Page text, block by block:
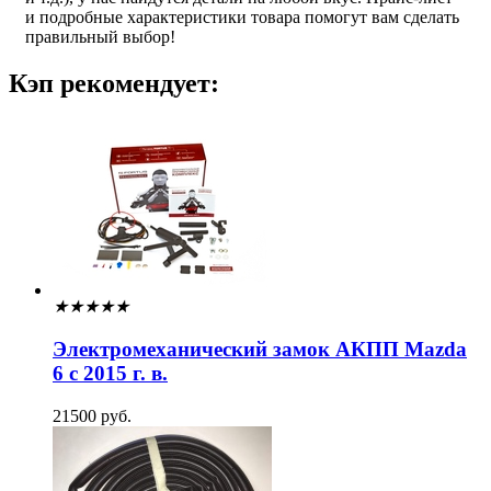
и подробные характеристики товара помогут вам сделать
правильный выбор!
Кэп рекомендует:
★★★★★
Электромеханический замок АКПП Mazda
6 с 2015 г. в.
21500 руб.